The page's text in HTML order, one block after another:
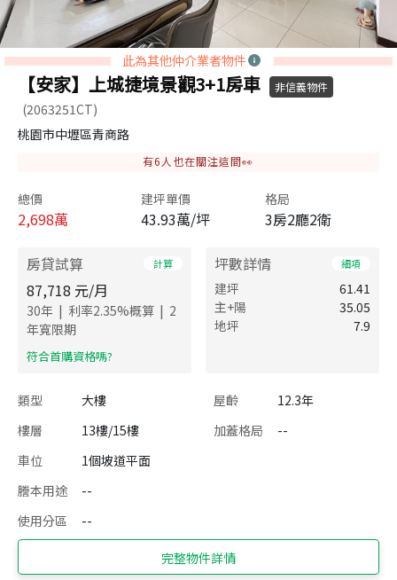
此為其他仲介業者物件
【安家】上城捷境景觀3+1房車 非信義物件
(2063251CT)
桃園市中壢區青商路
有6 人也在關注這間👀
總價
2,698萬
建坪單價
43.93萬/坪
格局
3房2廳2衛
房貸試算 計算
87,718 元/月
30年 | 利率2.35%概算 | 2
年寬限期
​符合首購資格嗎?
坪數詳情 細項
建坪
61.41
主+陽
35.05
地坪
7.9
類型 大樓 屋齡
12.3年
樓層
13樓/15樓 加蓋格局
--
車位
1個坡道平面
謄本用途
--
使用分區
--
完整物件詳情